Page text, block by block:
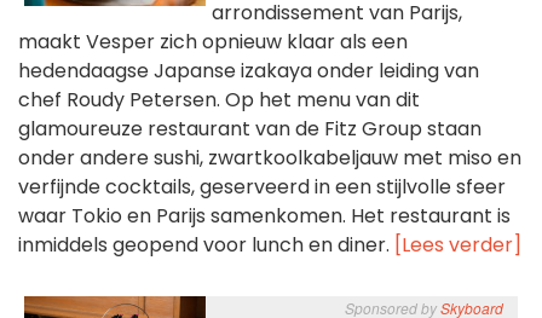
arrondissement van Parijs,
maakt Vesper zich opnieuw klaar als een
hedendaagse Japanse izakaya onder leiding van
chef Roudy Petersen. Op het menu van dit
glamoureuze restaurant van de Fitz Group staan
onder andere sushi, zwartkoolkabeljauw met miso en
verfijnde cocktails, geserveerd in een stijlvolle sfeer
waar Tokio en Parijs samenkomen. Het restaurant is
inmiddels geopend voor lunch en diner. [Lees verder]